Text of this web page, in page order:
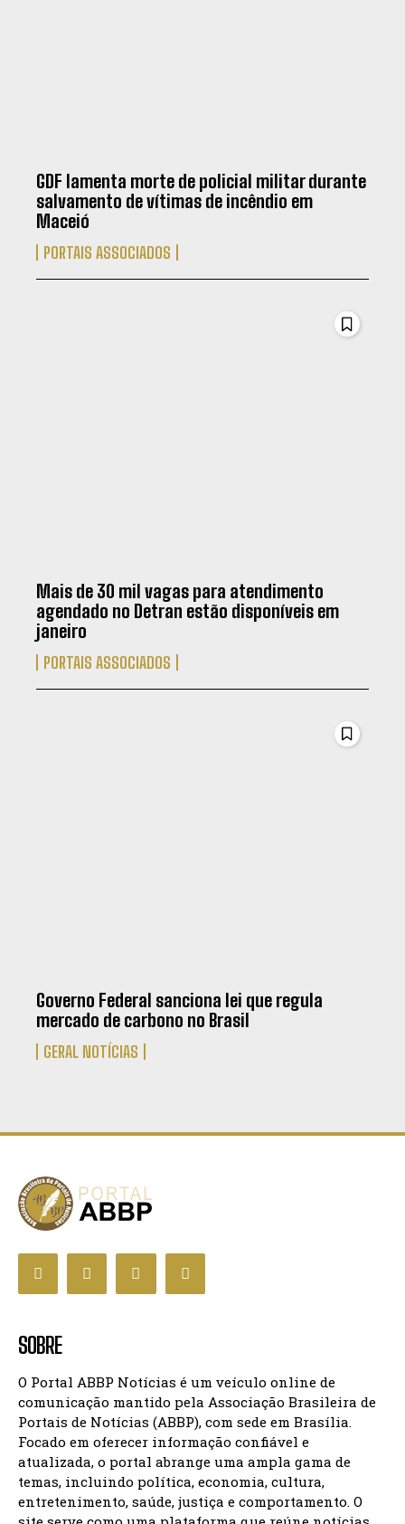
GDF lamenta morte de policial militar durante
salvamento de vítimas de incêndio em
Maceió
PORTAIS ASSOCIADOS
Mais de 30 mil vagas para atendimento
agendado no Detran estão disponíveis em
janeiro
PORTAIS ASSOCIADOS
Governo Federal sanciona lei que regula
mercado de carbono no Brasil
GERAL NOTÍCIAS
SOBRE
O Portal ABBP Notícias é um veículo online de
comunicação mantido pela Associação Brasileira de
Portais de Notícias (ABBP), com sede em Brasília.
Focado em oferecer informação confiável e
atualizada, o portal abrange uma ampla gama de
temas, incluindo política, economia, cultura,
entretenimento, saúde, justiça e comportamento. O